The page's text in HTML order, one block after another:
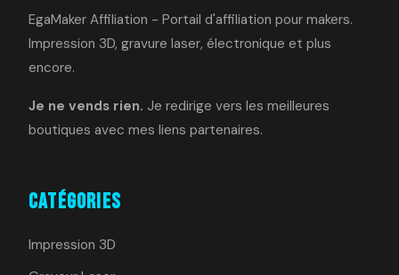
EgaMaker Affiliation - Portail d'affiliation pour makers.
Impression 3D, gravure laser, électronique et plus
encore.
Je ne vends rien. Je redirige vers les meilleures
boutiques avec mes liens partenaires.
Catégories
Impression 3D